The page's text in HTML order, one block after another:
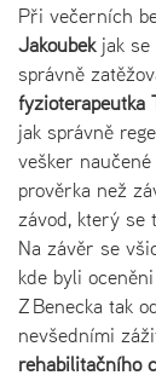
Při večerních
Jakoubekjak se
správně
fyzioterapeutka
jak správně
vešker
prověrka než
závod, který se
Na závěr se
kde byli
Z Benecka tak
nevšedními
rehabilitačního